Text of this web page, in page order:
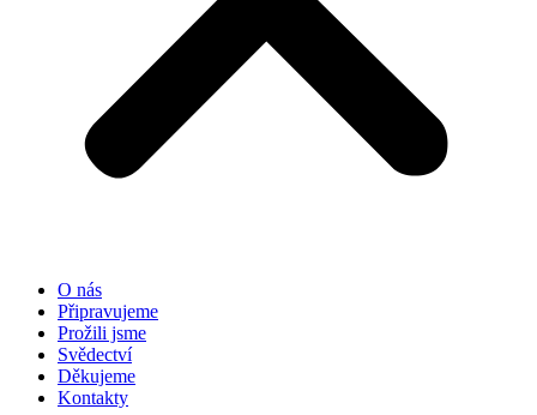
O nás
Připravujeme
Prožili jsme
Svědectví
Děkujeme
Kontakty